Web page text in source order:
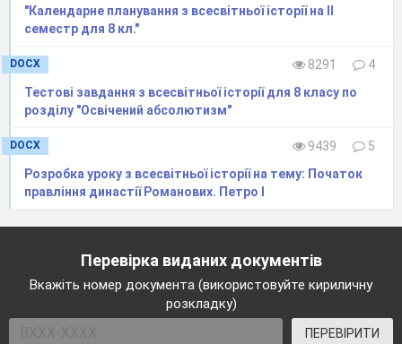
розвивалося рибальство, мисливство. Суворий клімат
обмежував хліборобство та скотарство. Великі простори
дозволяли вести плантаційне господарство. Основою
населення. Тютюн, рис, бавовна, цукрова тростина були
основними товарами, що надходили звідси до Європи.
Існували певні розбіжності і в розвитку північних і
південних колоній.
Північні колонії Массачусетс, Конектикут, Рой-
Айленд, Нью-Гемпшир – заселилися в основному
землевласникам –фермерам, які обробляли її самі. У
південних колоніях- Пенсільванії, Нью-Джері, Делавері,
Меріленді – було більш
розвинене землеробство, а раби
становили 10 % населення.
На чолі колоній стояли губернатори, які спочатку
"Календарне планування з всесвітньої історії на ІІ
семестр для 8 кл."
DOCX 8291
4
Тестові завдання з всесвітньої історії для 8 класу по
розділу "Освічений абсолютизм"
DOCX 9439
5
Розробка уроку з всесвітньої історії на тему: Початок
правління династії Романових. Петро І
Перевірка виданих документів
Вкажіть номер документа (використовуйте кириличну
розкладку)
ПЕРЕВІРИТИ